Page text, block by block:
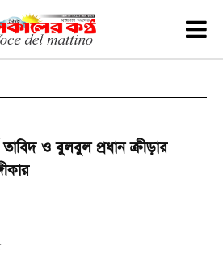
ও বুলবুল প্রধান ক্রীড়ার